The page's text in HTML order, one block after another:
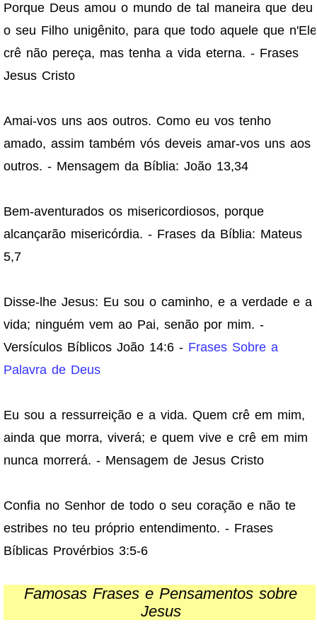
Porque Deus amou o mundo de tal maneira que deu
o seu Filho unigênito, para que todo aquele que n'Ele
crê não pereça, mas tenha a vida eterna. - Frases
Jesus Cristo
Amai-vos uns aos outros. Como eu vos tenho
amado, assim também vós deveis amar-vos uns aos
outros. - Mensagem da Bíblia: João 13,34
Bem-aventurados os misericordiosos, porque
alcançarão misericórdia. - Frases da Bíblia: Mateus
5,7
Disse-lhe Jesus: Eu sou o caminho, e a verdade e a
vida; ninguém vem ao Pai, senão por mim. -
Versículos Bíblicos João 14:6 - Frases Sobre a
Palavra de Deus
Eu sou a ressurreição e a vida. Quem crê em mim,
ainda que morra, viverá; e quem vive e crê em mim
nunca morrerá. - Mensagem de Jesus Cristo
Confia no Senhor de todo o seu coração e não te
estribes no teu próprio entendimento. - Frases
Bíblicas Provérbios 3:5-6
Famosas Frases e Pensamentos sobre
Jesus